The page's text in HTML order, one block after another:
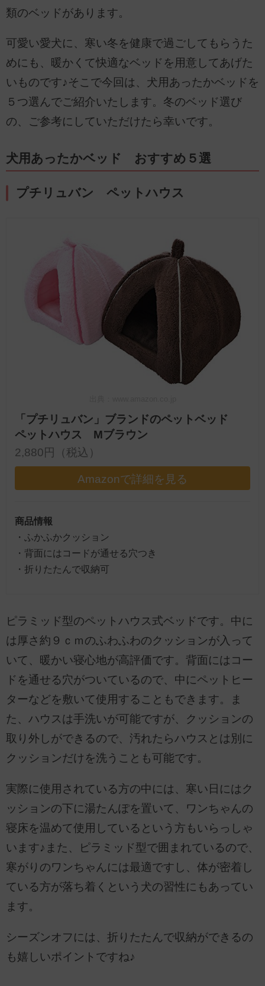
類のベッドがあります。
可愛い愛犬に、寒い冬を健康で過ごしてもらうた
めにも、暖かくて快適なベッドを用意してあげた
いものです♪そこで今回は、犬用あったかベッドを
５つ選んでご紹介いたします。冬のベッド選び
の、ご参考にしていただけたら幸いです。
犬用あったかベッド おすすめ５選
プチリュバン ペットハウス
「プチリュバン」ブランドのペットベッド
ペットハウス Mブラウン
2,880円（税込）
Amazonで詳細を見る
商品情報
・ふかふかクッション
・背面にはコードが通せる穴つき
・折りたたんで収納可
ピラミッド型のペットハウス式ベッドです。中に
は厚さ約９ｃｍのふわふわのクッションが入って
いて、暖かい寝心地が高評価です。背面にはコー
ドを通せる穴がついているので、中にペットヒー
ターなどを敷いて使用することもできます。ま
た、ハウスは手洗いが可能ですが、クッションの
取り外しができるので、汚れたらハウスとは別に
クッションだけを洗うことも可能です。
実際に使用されている方の中には、寒い日にはク
ッションの下に湯たんぽを置いて、ワンちゃんの
寝床を温めて使用しているという方もいらっしゃ
います♪また、ピラミッド型で囲まれているので、
寒がりのワンちゃんには最適ですし、体が密着し
ている方が落ち着くという犬の習性にもあってい
ます。
シーズンオフには、折りたたんで収納ができるの
も嬉しいポイントですね♪